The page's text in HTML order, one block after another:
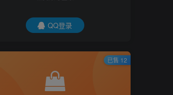
QQ登录
已售 12